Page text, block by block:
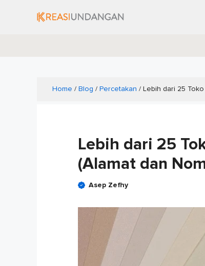
Home / Blog / Percetakan / Lebih dari 25
Lebih dari 25
(Alamat dan
Asep Zefhy